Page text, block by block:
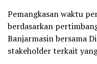
Pemangkasan waktu
berdasarkan
Banjarmasin bersama
stakeholder terkait